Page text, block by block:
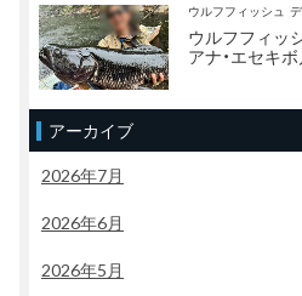
ウルフフィッシュ
ウルフフィッ
アナ・エセキ
アーカイブ
2026年7月
2026年6月
2026年5月